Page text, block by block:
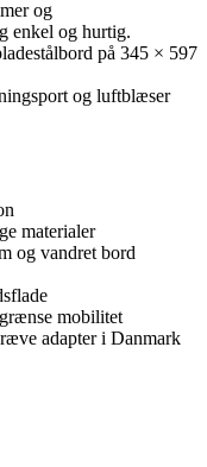
og
enkel og hurtig.
på 345 × 597
og luftblæser
materialer
og vandret bord
mobilitet
adapter i Danmark